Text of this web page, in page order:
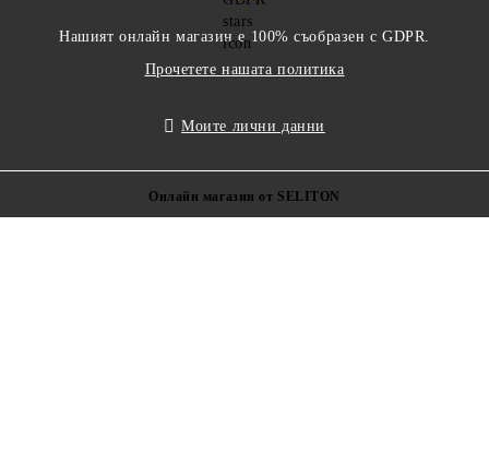
Нашият онлайн магазин е 100% съобразен с GDPR.
Прочетете нашата политика
Моите лични данни
Онлайн магазин от SELITON